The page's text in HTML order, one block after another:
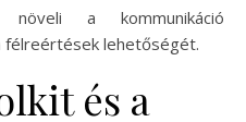
a kommunikáció
félreértések lehetőségét.
és a